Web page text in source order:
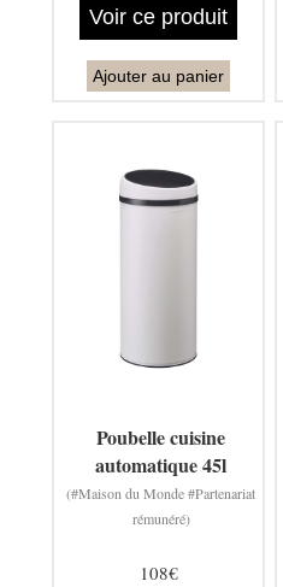
Voir ce produit
Ajouter au panier
Poubelle cuisine
automatique 45l
(#Maison du Monde #Partenariat
rémunéré)
108€